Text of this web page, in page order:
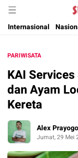
Suara
Internasional
PARIWISATA
KAI
dan Ayam
Kereta
Alex Prayogo
Jumat, 29 Mei